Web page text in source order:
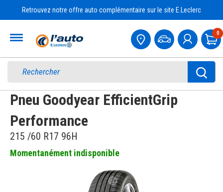
Retrouvez notre offre auto complémentaire sur le site E.Leclerc
0
Pneu Goodyear EfficientGrip
Performance
215 /60 R17 96H
Momentanément indisponible